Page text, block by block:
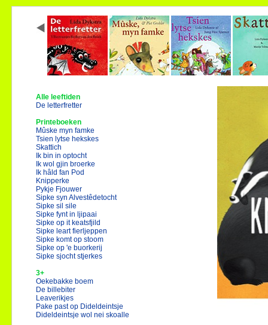
Alle leeftiden
De letterfretter
Printeboeken
Mûske myn famke
Tsien lytse hekskes
Skattich
Ik bin in optocht
Ik wol gjin broerke
Ik hâld fan Pod
Knipperke
Pykje Fjouwer
Sipke syn Alvestêdetocht
Sipke sil sile
Sipke fynt in ljipaai
Sipke op it keatsfjild
Sipke leart fierljeppen
Sipke komt op stoom
Sipke op 'e buorkerij
Sipke sjocht stjerkes
3+
Oekebakke boem
De billebiter
Leaverikjes
Pake past op Dideldeintsje
Dideldeintsje wol nei skoalle